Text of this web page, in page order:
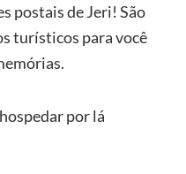
postais de Jeri! São
turísticos para você
por lá